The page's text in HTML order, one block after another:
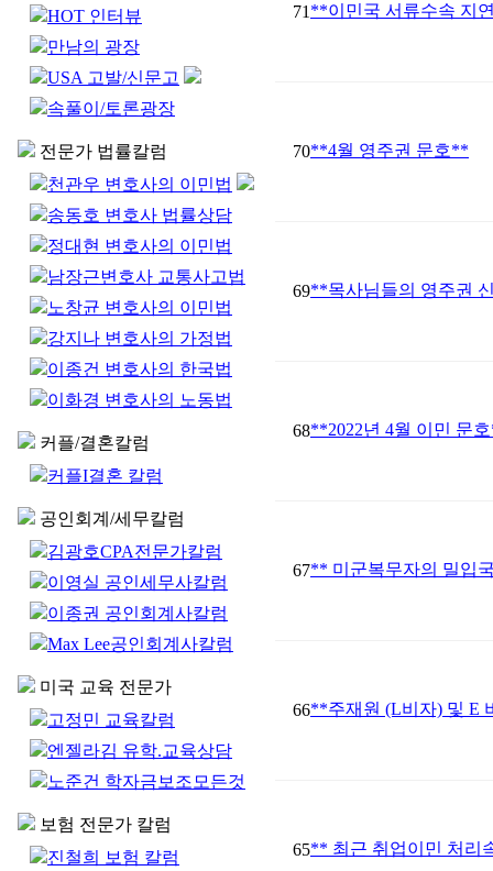
HOT 인터뷰
만남의 광장
USA 고발/신문고
속풀이/토론광장
전문가 법률칼럼
천관우 변호사의 이민법
송동호 변호사 법률상담
정대현 변호사의 이민법
남장근변호사 교통사고법
노창균 변호사의 이민법
강지나 변호사의 가정법
이종건 변호사의 한국법
이화경 변호사의 노동법
커플/결혼칼럼
커플I결혼 칼럼
공인회계/세무칼럼
김광호CPA전문가칼럼
이영실 공인세무사칼럼
이종권 공인회계사칼럼
Max Lee공인회계사칼럼
미국 교육 전문가
고정민 교육칼럼
엔젤라김 유학.교육상담
노준건 학자금보조모든것
보험 전문가 칼럼
진철희 보험 칼럼
71 **이민국 서류수속 지
70**4월 영주권 문호**
69**목사님들의 영주권
68**2022년 4월 이민 문
67** 미군복무자의 밀입
66**주재원 (L비자) 및 E
65** 최근 취업이민 처리